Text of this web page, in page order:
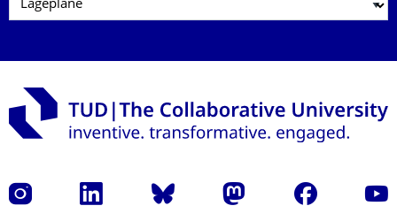
Instagram LinkedIn Bluesky Mastodon Facebook